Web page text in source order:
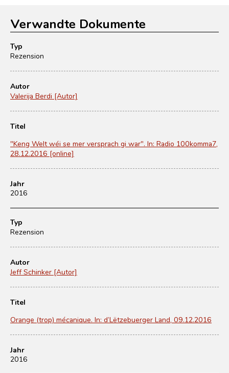
Verwandte Dokumente
Typ
Rezension
Autor
Valerija Berdi [Autor]
Titel
"Keng Welt wéi se mer versprach gi war". In: Radio 100komma7,
28.12.2016 [online]
Jahr
2016
Typ
Rezension
Autor
Jeff Schinker [Autor]
Titel
Orange (trop) mécanique. In: d’Lëtzebuerger Land, 09.12.2016
Jahr
2016